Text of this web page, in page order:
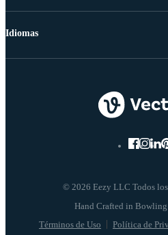
© 2026 Eezy LLC Todos los
Términos de Uso Política de
Idiomas